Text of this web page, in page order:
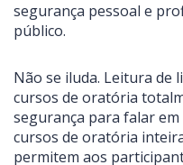
segurança pessoal e
público.
Não se iluda. Leitura de
cursos de oratória
segurança para falar
cursos de oratória
permitem aos